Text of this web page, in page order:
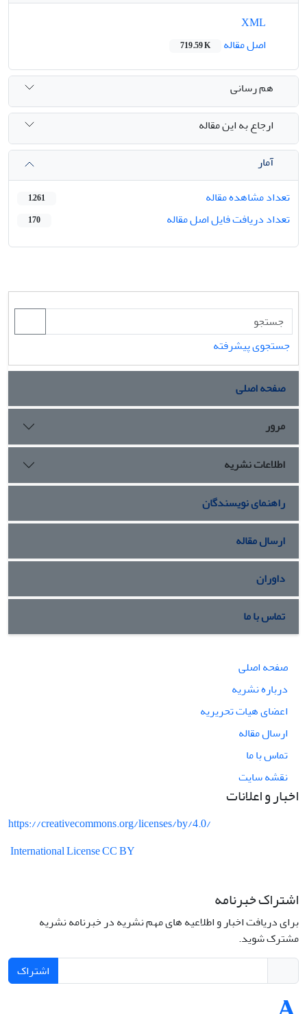
اصل مقاله
719.59 K
هم رسانی
ارجاع به این مقاله
آمار
تعداد مشاهده مقاله
1,261
تعداد دریافت فایل اصل مقاله 170
جستجوی پیشرفته
صفحه اصلی
مرور
اطلاعات نشریه
راهنمای نویسندگان
ارسال مقاله
داوران
تماس با ما
صفحه اصلی
درباره نشریه
اعضای هیات تحریریه
ارسال مقاله
تماس با ما
نقشه سایت
اخبار و اعلانات
https://creativecommons.org/licenses/by/4.0/
International License CC BY
اشتراک خبرنامه
برای دریافت اخبار و اطلاعیه های مهم نشریه در خبرنامه نشریه
مشترک شوید.
اشتراک